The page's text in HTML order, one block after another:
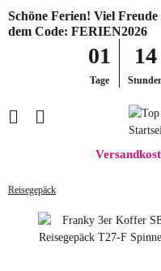
Schöne Ferien! Viel
dem Code: FERIEN2026
01
Tage
14
Reisegepäck